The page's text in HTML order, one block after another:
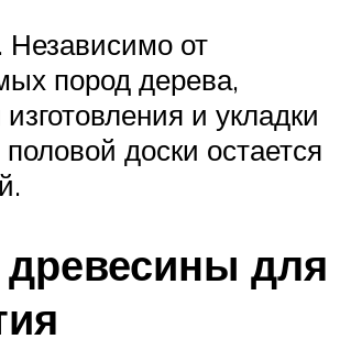
Независимо от
пород дерева,
и укладки
доски остается
для